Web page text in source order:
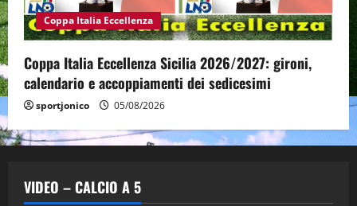
Coppa Italia Eccellenza
Coppa Italia Eccellenza Sicilia 2026/2027: gironi,
calendario e accoppiamenti dei sedicesimi
sportjonico 05/08/2026
VIDEO – CALCIO A 5